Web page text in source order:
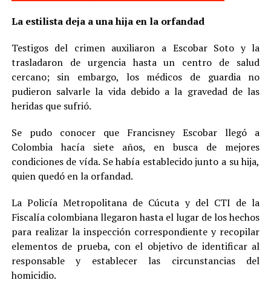
La estilista deja a una hija en la orfandad
Testigos del crimen auxiliaron a Escobar Soto y la
trasladaron de urgencia hasta un centro de salud
cercano; sin embargo, los médicos de guardia no
pudieron salvarle la vida debido a la gravedad de las
heridas que sufrió.
Se pudo conocer que Francisney Escobar llegó a
Colombia hacía siete años, en busca de mejores
condiciones de vída. Se había establecido junto a su hija,
quien quedó en la orfandad.
La Policía Metropolitana de Cúcuta y del CTI de la
Fiscalía colombiana llegaron hasta el lugar de los hechos
para realizar la inspección correspondiente y recopilar
elementos de prueba, con el objetivo de identificar al
responsable y establecer las circunstancias del
homicidio.